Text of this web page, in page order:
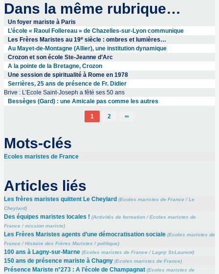
Dans la même rubrique…
Un foyer mariste à Paris
L’école « Raoul Follereau » de Chazelles-sur-Lyon communique
Les Frères Maristes au 19esiècle : ombres et lumières…
Au Mayet-de-Montagne (Allier), une institution dynamique
Crozon et son école Ste-Jeanne d’Arc
A la pointe de la Bretagne, Crozon
Une session de spiritualité à Rome en 1978
Serrières, 25 ans de présence de Fr. Didier
Brive : L’Ecole Saint-Joseph a fêté ses 50 ans
Bessèges (Gard) : une Amicale pas comme les autres
1 2 ∞
Mots-clés
Ecoles maristes de France
Articles liés
Les frères maristes quittent Le Cheylard (Ecoles maristes de France/Le
Cheylard)
Des équipes maristes locales ! (Activités de formation/Ecoles maristes de
France/mission mariste)
Les Frères Maristes agents d’une démocratisation sociale (Ecoles maristes de
France/Histoire des Frères Maristes /politique)
100 ans à Lagny-sur-Marne (Ecoles maristes de France/Lagny St-Laurent)
150 ans de présence mariste à Chagny (Ecoles maristes de France)
Présence Mariste n°273 : A l’école de Champagnat (Ecoles maristes de